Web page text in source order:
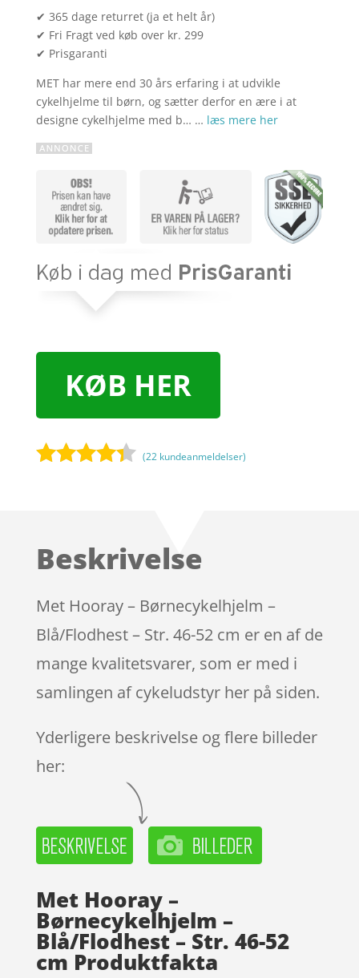
✔ 365 dage returret (ja et helt år)
✔ Fri Fragt ved køb over kr. 299
✔ Prisgaranti
MET har mere end 30 års erfaring i at udvikle
cykelhjelme til børn, og sætter derfor en ære i at
designe cykelhjelme med b… … læs mere her
KØB HER
på
mmelser
(22 kundeanmeldelser)
Beskrivelse
Met Hooray – Børnecykelhjelm –
Blå/Flodhest – Str. 46-52 cm er en af de
mange kvalitetsvarer, som er med i
samlingen af cykeludstyr her på siden.
Yderligere beskrivelse og flere billeder
her:
Met Hooray –
Børnecykelhjelm –
Blå/Flodhest – Str. 46-52
cm Produktfakta